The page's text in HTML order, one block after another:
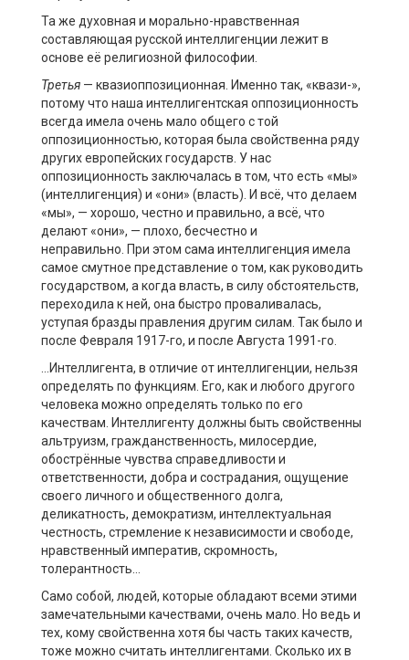
Та же духовная и морально-нравственная
составляющая русской интеллигенции лежит в
основе её религиозной философии.
Третья — квазиоппозиционная. Именно так, «квази-»,
потому что наша интеллигентская оппозиционность
всегда имела очень мало общего с той
оппозиционностью, которая была свойственна ряду
других европейских государств. У нас
оппозиционность заключалась в том, что есть «мы»
(интеллигенция) и «они» (власть). И всё, что делаем
«мы», — хорошо, честно и правильно, а всё, что
делают «они», — плохо, бесчестно и
неправильно. При этом сама интеллигенция имела
самое смутное представление о том, как руководить
государством, а когда власть, в силу обстоятельств,
переходила к ней, она быстро проваливалась,
уступая бразды правления другим силам. Так было и
после Февраля 1917-го, и после Августа 1991-го.
…Интеллигента, в отличие от интеллигенции, нельзя
определять по функциям. Его, как и любого другого
человека можно определять только по его
качествам. Интеллигенту должны быть свойственны
альтруизм, гражданственность, милосердие,
обострённые чувства справедливости и
ответственности, добра и сострадания, ощущение
своего личного и общественного долга,
деликатность, демократизм, интеллектуальная
честность, стремление к независимости и свободе,
нравственный императив, скромность,
толерантность…
Само собой, людей, которые обладают всеми этими
замечательными качествами, очень мало. Но ведь и
тех, кому свойственна хотя бы часть таких качеств,
тоже можно считать интеллигентами. Сколько их в